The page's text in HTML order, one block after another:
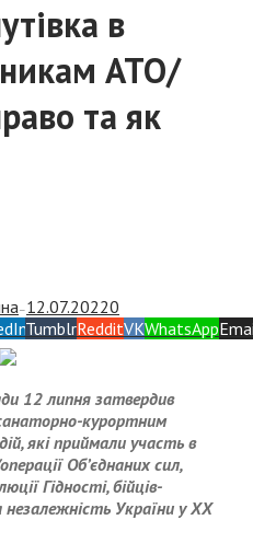
в
АТО/
та як
— 12.07.20220
TumblrRedditVKWhatsApp
12 липня затвердив
курортним
які приймали участь в
Об’єднаних сил,
Гідності, бійців-
незалежність України у ХХ